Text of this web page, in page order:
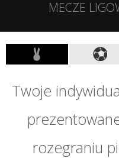
MECZE
Twoje
rozegraniu